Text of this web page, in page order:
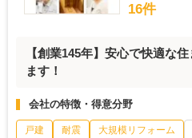
16件
【創業145年】安心で快適な
ます！
会社の特徴・得意分野
戸建 耐震 大規模リフォーム